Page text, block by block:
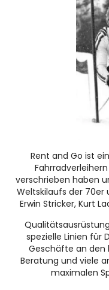
Rent and Go ist
verschrieben haben
Weltskilaufs der 70er
Erwin Stricker, Kurt
spezielle Linien für
Geschäfte an den
Beratung und viele
maximalen